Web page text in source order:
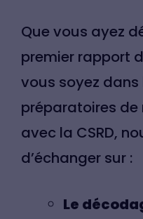
Que vous ayez
premier rapport
vous soyez
préparatoires de
avec la CSRD,
d’échanger sur :
Le